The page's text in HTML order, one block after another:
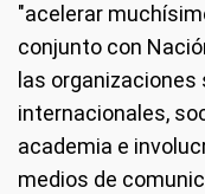
"acelerar
conjunto con
las
internacionales,
academia e
medios de